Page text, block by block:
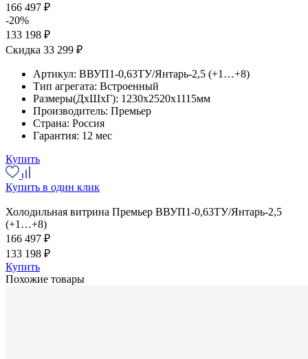
166 497 ₽
-20%
133 198 ₽
Скидка 33 299 ₽
Артикул: ВВУП1-0,63ТУ/Янтарь-2,5 (+1…+8)
Тип агрегата: Встроенный
Размеры(ДхШхГ): 1230x2520x1115мм
Производитель: Премьер
Страна: Россия
Гарантия: 12 мес
Купить
Купить в один клик
Холодильная витрина Премьер ВВУП1-0,63ТУ/Янтарь-2,5
(+1…+8)
166 497 ₽
133 198 ₽
Купить
Похожие товары